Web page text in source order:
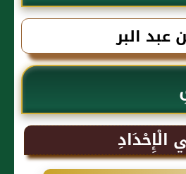
عبد البر
الْإِحْدَادِ